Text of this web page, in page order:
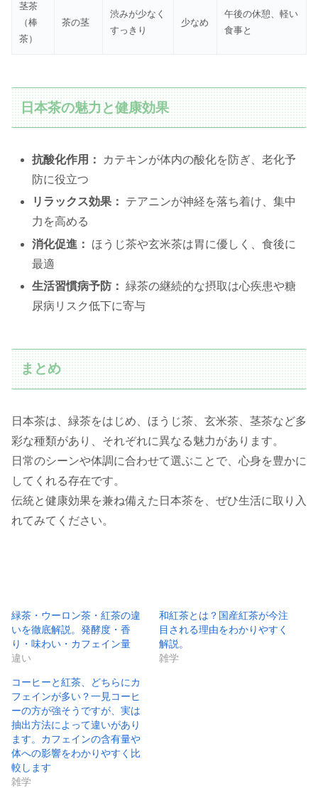
茎茶
（棒
茶）
茶の茎
渋みが少なく
すっきり
少なめ
午後の休憩、軽い
食事と
日本茶の魅力と健康効果
抗酸化作用：
カテキンが体内の酸化を防ぎ、老化予
防に役立つ
リラックス効果：
テアニンが神経を落ち着け、集中
力を高める
消化促進：
ほうじ茶や玄米茶は胃に優しく、食後に
最適
生活習慣病予防： 緑茶の継続的な摂取は心疾患や糖
尿病リスク低下に寄与
まとめ
日本茶は、緑茶をはじめ、ほうじ茶、玄米茶、茎茶など多
彩な種類があり、それぞれに異なる魅力があります。
日常のシーンや体調に合わせて選ぶことで、心身を豊かに
してくれる存在です。
伝統と健康効果を兼ね備えた日本茶を、ぜひ生活に取り入
れてみてください。
緑茶・ウーロン茶・紅茶の違
いを徹底解説。発酵度・香
り・味わい・カフェイン量
違い
和紅茶とは？国産紅茶が今注
目される理由をわかりやすく
解説。
雑学
コーヒーと紅茶、どちらにカ
フェインが多い？一見コーヒ
ーの方が強そうですが、実は
抽出方法によって違いがあり
ます。カフェインの含有量や
体への影響をわかりやすく比
較します
雑学